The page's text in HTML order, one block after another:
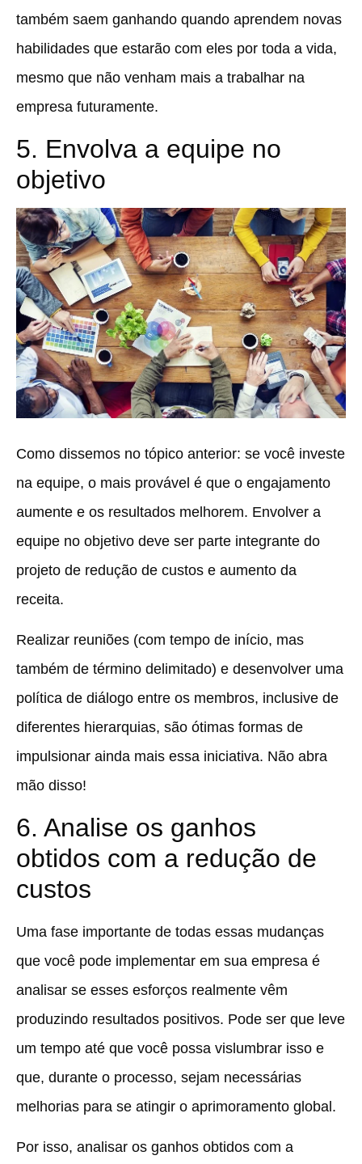
também saem ganhando quando aprendem novas
habilidades que estarão com eles por toda a vida,
mesmo que não venham mais a trabalhar na
empresa futuramente.
5. Envolva a equipe no
objetivo
Como dissemos no tópico anterior: se você investe
na equipe, o mais provável é que o engajamento
aumente e os resultados melhorem. Envolver a
equipe no objetivo deve ser parte integrante do
projeto de redução de custos e aumento da
receita.
Realizar reuniões (com tempo de início, mas
também de término delimitado) e desenvolver uma
política de diálogo entre os membros, inclusive de
diferentes hierarquias, são ótimas formas de
impulsionar ainda mais essa iniciativa. Não abra
mão disso!
6. Analise os ganhos
obtidos com a redução de
custos
Uma fase importante de todas essas mudanças
que você pode implementar em sua empresa é
analisar se esses esforços realmente vêm
produzindo resultados positivos. Pode ser que leve
um tempo até que você possa vislumbrar isso e
que, durante o processo, sejam necessárias
melhorias para se atingir o aprimoramento global.
Por isso, analisar os ganhos obtidos com a